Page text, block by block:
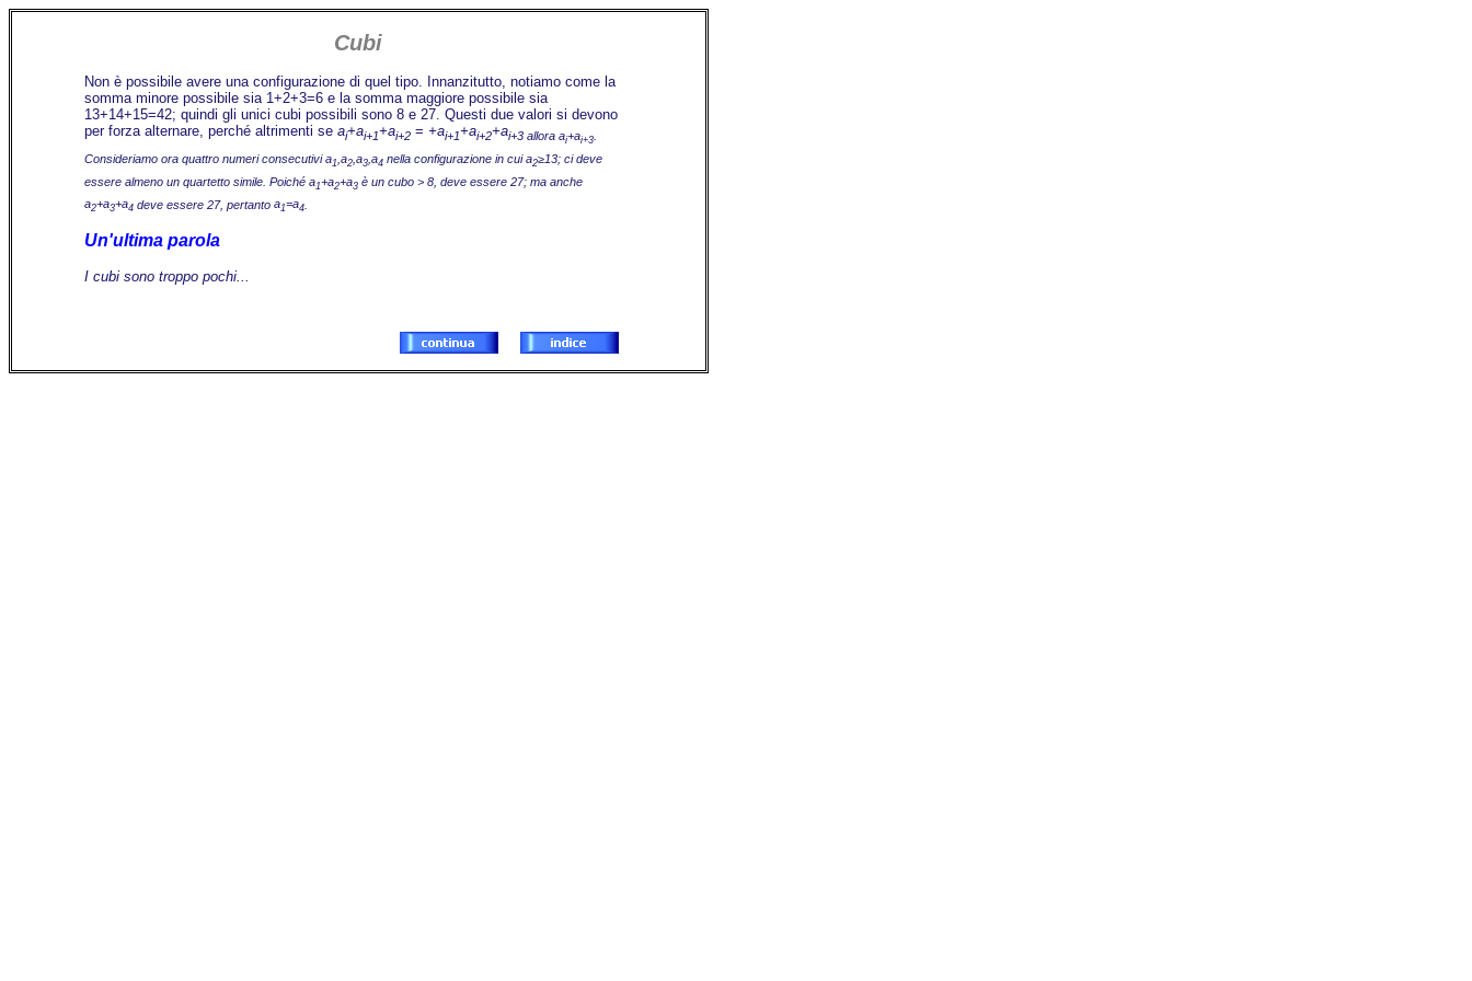
Cubi
Non è possibile avere una configurazione di quel tipo. Innanzitutto, notiamo come la
somma minore possibile sia 1+2+3=6 e la somma maggiore possibile sia
13+14+15=42; quindi gli unici cubi possibili sono 8 e 27. Questi due valori si devono
per forza alternare, perché altrimenti seai+ai+1+ai+2 =+ai+1+ai+2+ai+3 alloraai+ai+3
Consideriamo ora quattro numeri consecutivia1 ,a2 ,a3 ,a4 nella configurazione in cuia2≥13; ci deve
essere almeno un quartetto simile. Poichéa1+a2+a3 è un cubo > 8, deve essere 27; ma anche
a2+a3+a4 deve essere 27, pertantoa1=a4
Un'ultima parola
I cubi sono troppo pochi...